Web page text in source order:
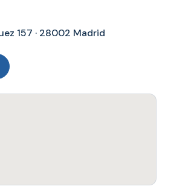
157 · 28002 Madrid